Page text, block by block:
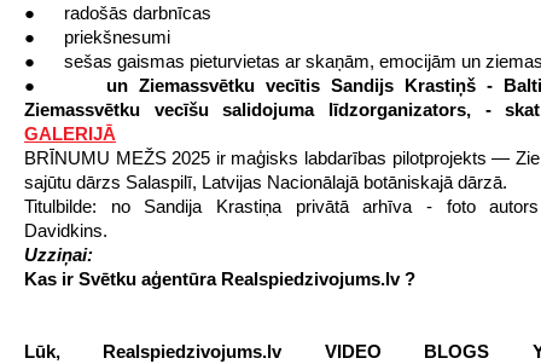
● radošās darbnīcas
● priekšnesumi
● sešas gaismas pieturvietas ar skaņām, emocijām un
● un Ziemassvētku vecītis Sandijs Krastiņš -
Ziemassvētku vecīšu salidojuma līdzorganizators, -
GALERIJĀ
BRĪNUMU MEŽS 2025 ir maģisks labdarības pilotprojekts —
sajūtu dārzs Salaspilī, Latvijas Nacionālajā botāniskajā dārzā.
Titulbilde: no Sandija Krastiņa privātā arhīva - foto
Davidkins.
Uzziņai:
Kas ir Svētku aģentūra Realspiedzivojums.lv ?
Lūk, Realspiedzivojums.lv VIDEO BLOGS